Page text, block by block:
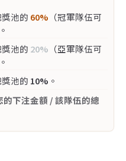
池的 60% （冠軍隊伍可
池的 20% （亞軍隊伍可
池的 10% 。
下注金額 / 該隊伍的總